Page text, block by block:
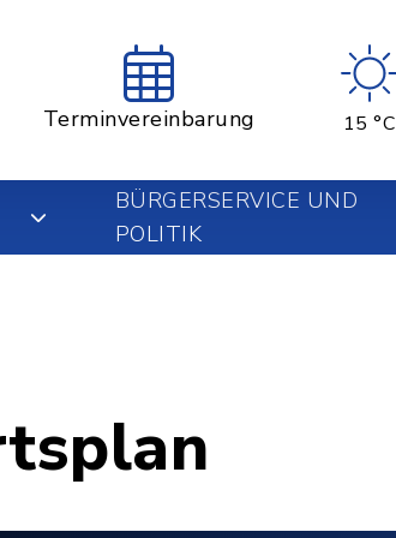
Terminvereinbarung 15 °C
BÜRGERSERVICE UND
POLITIK